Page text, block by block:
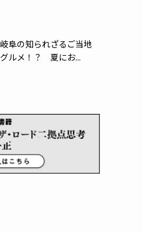
岐阜の知られざるご当地
グルメ！？ 夏にお...